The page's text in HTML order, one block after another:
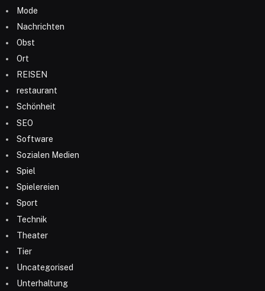
Mode
Nachrichten
Obst
Ort
REISEN
restaurant
Schönheit
SEO
Software
Sozialen Medien
Spiel
Spielereien
Sport
Technik
Theater
Tier
Uncategorised
Unterhaltung